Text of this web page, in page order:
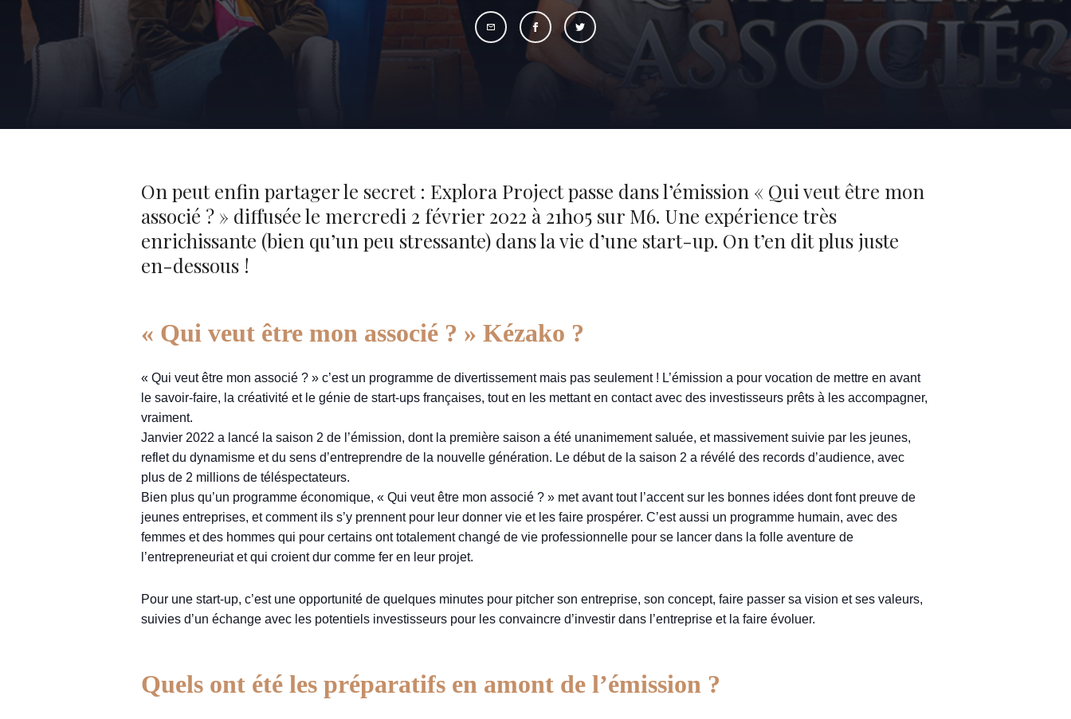
On peut enfin partager le secret : Explora Project passe dans l’émission « Qui veut être mon
associé ? » diffusée le mercredi 2 février 2022 à 21h05 sur M6. Une expérience très
enrichissante (bien qu’un peu stressante) dans la vie d’une start-up. On t’en dit plus juste
en-dessous !
« Qui veut être mon associé ? » Kézako ?
« Qui veut être mon associé ? » c’est un programme de divertissement mais pas seulement ! L’émission a pour vocation de mettre en avant
le savoir-faire, la créativité et le génie de start-ups françaises, tout en les mettant en contact avec des investisseurs prêts à les accompagner,
vraiment.
Janvier 2022 a lancé la saison 2 de l’émission, dont la première saison a été unanimement saluée, et massivement suivie par les jeunes,
reflet du dynamisme et du sens d’entreprendre de la nouvelle génération. Le début de la saison 2 a révélé des records d’audience, avec
plus de 2 millions de téléspectateurs.
Bien plus qu’un programme économique, « Qui veut être mon associé ? » met avant tout l’accent sur les bonnes idées dont font preuve de
jeunes entreprises, et comment ils s’y prennent pour leur donner vie et les faire prospérer. C’est aussi un programme humain, avec des
femmes et des hommes qui pour certains ont totalement changé de vie professionnelle pour se lancer dans la folle aventure de
l’entrepreneuriat et qui croient dur comme fer en leur projet.
Pour une start-up, c’est une opportunité de quelques minutes pour pitcher son entreprise, son concept, faire passer sa vision et ses valeurs,
suivies d’un échange avec les potentiels investisseurs pour les convaincre d’investir dans l’entreprise et la faire évoluer.
Quels ont été les préparatifs en amont de l’émission ?